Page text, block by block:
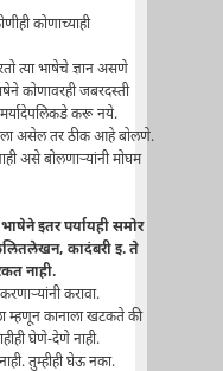
कोणाच्याही
त्या भाषेचे ज्ञान असणे
कोणावरही जबरदस्ती
मर्यादेपलिकडे करू नये.
असेल तर ठीक आहे बोलणे.
असे बोलणार्‍यांनी मोघम
इतर पर्यायही समोर
कादंबरी इ. ते
नाही.
करावा.
म्हणून कानाला खटकते की
घेणे-देणे नाही.
तुम्हीही घेऊ नका.